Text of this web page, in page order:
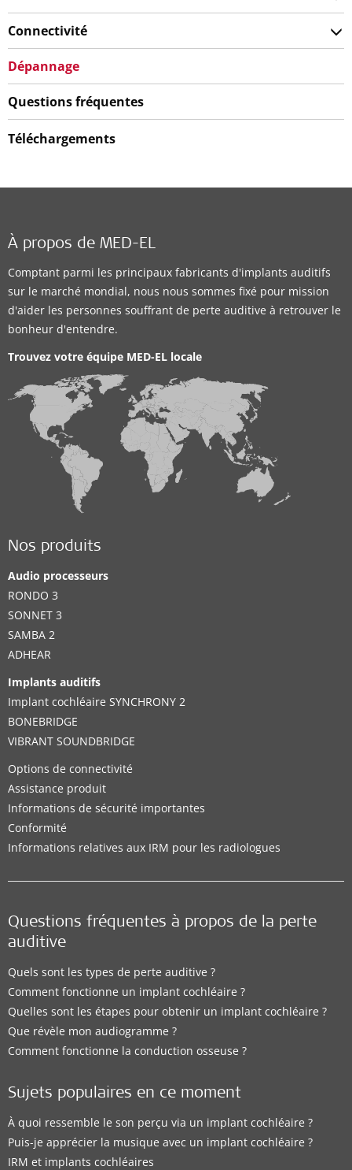
Connectivité
Dépannage
Questions fréquentes
Téléchargements
À propos de MED-EL
Comptant parmi les principaux fabricants d'implants auditifs
sur le marché mondial, nous nous sommes fixé pour mission
d'aider les personnes souffrant de perte auditive à retrouver le
bonheur d'entendre.
Trouvez votre équipe MED-EL locale
Nos produits
Audio processeurs
RONDO 3
SONNET 3
SAMBA 2
ADHEAR
Implants auditifs
Implant cochléaire SYNCHRONY 2
BONEBRIDGE
VIBRANT SOUNDBRIDGE
Options de connectivité
Assistance produit
Informations de sécurité importantes
Conformité
Informations relatives aux IRM pour les radiologues
Questions fréquentes à propos de la perte
auditive
Quels sont les types de perte auditive ?
Comment fonctionne un implant cochléaire ?
Quelles sont les étapes pour obtenir un implant cochléaire ?
Que révèle mon audiogramme ?
Comment fonctionne la conduction osseuse ?
Sujets populaires en ce moment
À quoi ressemble le son perçu via un implant cochléaire ?
Puis-je apprécier la musique avec un implant cochléaire ?
IRM et implants cochléaires